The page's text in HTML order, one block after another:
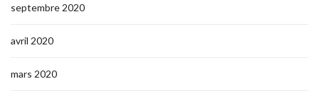
septembre 2020
avril 2020
mars 2020